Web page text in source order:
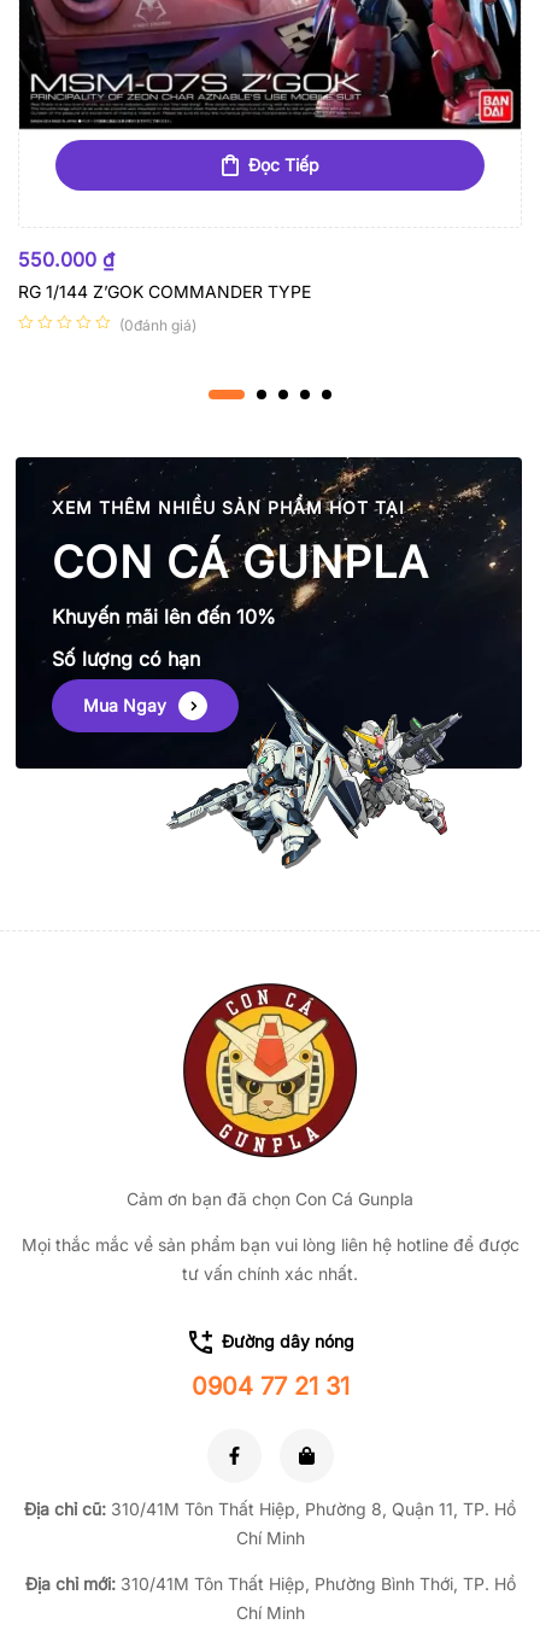
Đọc Tiếp
550.000 ₫
RG 1/144 Z’GOK COMMANDER TYPE
(0đánh giá)
XEM THÊM NHIỀU SẢN PHẨM HOT TẠI
CON CÁ GUNPLA
Khuyến mãi lên đến 10%
Số lượng có hạn
Mua Ngay
Cảm ơn bạn đã chọn Con Cá Gunpla
Mọi thắc mắc về sản phẩm bạn vui lòng liên hệ hotline để được
tư vấn chính xác nhất.
Đường dây nóng
0904 77 21 31
Địa chỉ cũ: 310/41M Tôn Thất Hiệp, Phường 8, Quận 11, TP. Hồ
Chí Minh
Địa chỉ mới:310/41M Tôn Thất Hiệp, Phường Bình Thới, TP. Hồ
Chí Minh